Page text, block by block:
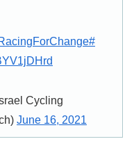
#
Cycling
June 16, 2021